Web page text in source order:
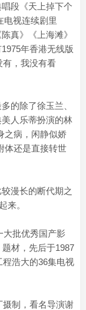
段《天上掉下个
电视连续剧里
真》《上海滩》
年香港无线版
有，我没有看
的除了徐玉兰、
人乐蒂扮演的林
之病，闲静似娇
体还是直接转世
漫长的断代期之
来。
大批优秀国产影
材，先后于1987
浩大的36集电视
摄制，看名导演谢